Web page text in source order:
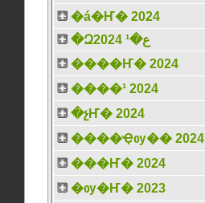
�á�Ҥ� 2024
�Զع�¹ 2024
����Ҥ� 2024
����¹ 2024
�չҤ� 2024
����Ҿѹ�� 2024
���Ҥ� 2024
�ѹ�Ҥ� 2023